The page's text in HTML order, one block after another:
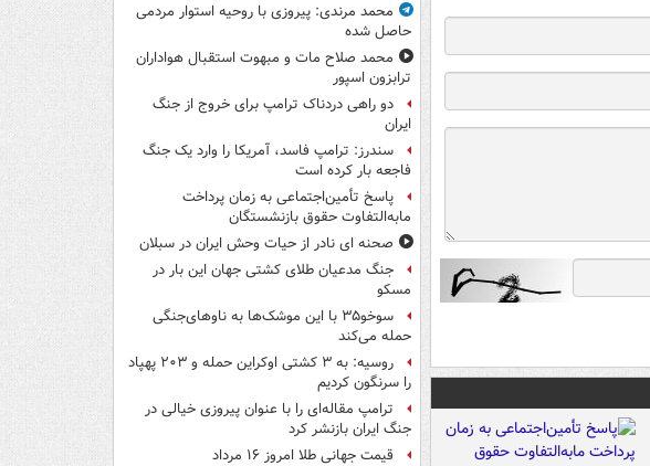
محمد مرندی: پیروزی با روحیه استوار مردمی
حاصل شده
محمد صلاح مات و مبهوت استقبال هواداران
ترابزون اسپور
دو راهی دردناک ترامپ برای خروج از جنگ
ایران
سندرز: ترامپ فاسد، آمریکا را وارد یک جنگ
فاجعه بار کرده است
پاسخ تأمین‌اجتماعی به زمان پرداخت
مابه‌التفاوت حقوق بازنشستگان
صحنه ای نادر از حیات وحش ایران در سبلان
جنگ مدعیان طلای کشتی جهان این بار در
مسکو
سوخو۳۵ با این موشک‌ها به ناوهای‌جنگی
حمله می‌کند
روسیه: به ۳ کشتی اوکراین حمله و ۲۰۳ پهپاد
را سرنگون کردیم
ترامپ مقاله‌ای را با عنوان پیروزی خیالی در
جنگ ایران بازنشر کرد
قیمت جهانی طلا امروز ۱۶ مرداد